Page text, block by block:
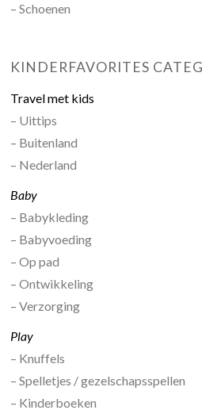
– Schoenen
KINDERFAVORITES
Travel met kids
– Uittips
– Buitenland
– Nederland
Baby
– Babykleding
– Babyvoeding
– Op pad
– Ontwikkeling
– Verzorging
Play
– Knuffels
– Spelletjes / gezelschapsspellen
– Kinderboeken